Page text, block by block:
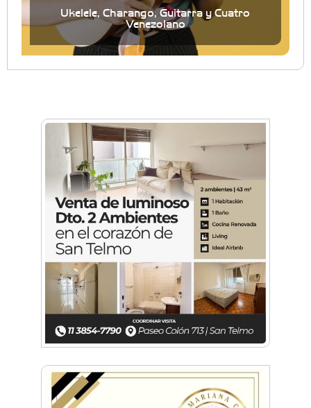
Ukelele, Charango, Guitarra y Cuatro
Venezolano